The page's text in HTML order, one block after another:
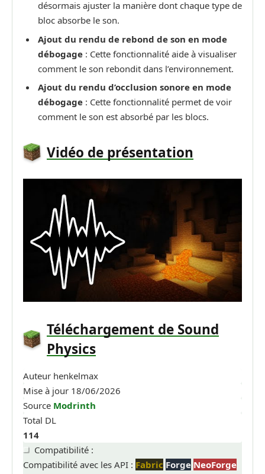
désormais ajuster la manière dont chaque type de
bloc absorbe le son.
Ajout du rendu de rebond de son en mode
débogage : Cette fonctionnalité aide à visualiser
comment le son rebondit dans l’environnement.
Ajout du rendu d’occlusion sonore en mode
débogage : Cette fonctionnalité permet de voir
comment le son est absorbé par les blocs.
Vidéo de présentation
Téléchargement de Sound
Physics
Auteur henkelmax
Mise à jour 18/06/2026
Source Modrinth
Total DL
114
Compatibilité :
Compatibilité avec les API : Fabric Forge NeoForge